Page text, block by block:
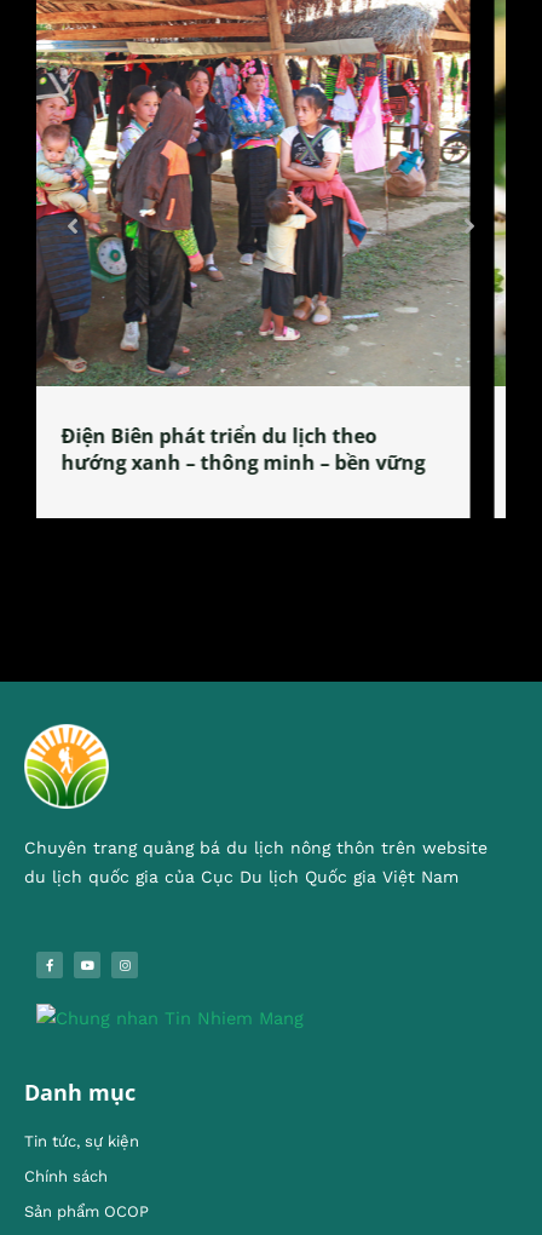
Làng làm bánh tẻ Phú Nhi – nơi lan
tỏa đặc sản xứ Đoài
Chuyên trang quảng bá du lịch nông thôn trên website
du lịch quốc gia của Cục Du lịch Quốc gia Việt Nam
Danh mục
Tin tức, sự kiện
Chính sách
Sản phẩm OCOP